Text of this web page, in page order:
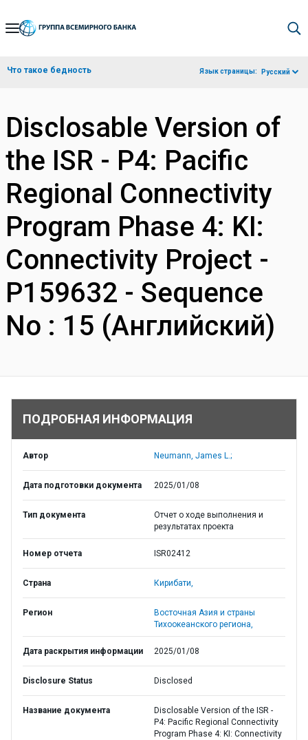
Skip
Navigation
Что такое бедность Язык страницы: Русский
Disclosable Version of
the ISR - P4: Pacific
Regional Connectivity
Program Phase 4: KI:
Connectivity Project -
P159632 - Sequence
No : 15 (Английский)
ПОДРОБНАЯ ИНФОРМАЦИЯ
Автор Neumann, James L.;
Дата подготовки документа 2025/01/08
Тип документа
Отчет о ходе выполнения и
результатах проекта
Номер отчета ISR02412
Страна Кирибати,
Регион
Восточная Азия и страны
Тихоокеанского региона,
Дата раскрытия информации 2025/01/08
Disclosure Status Disclosed
Название документа
Disclosable Version of the ISR -
P4: Pacific Regional Connectivity
Program Phase 4: KI: Connectivity